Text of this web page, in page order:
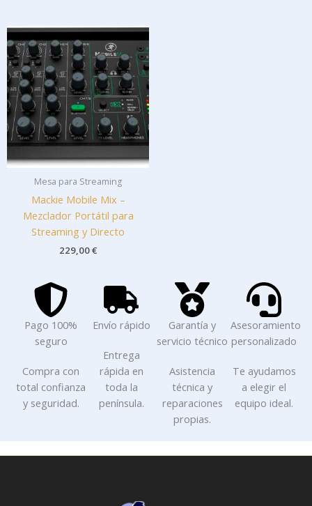
Mesa para Streaming
Mackie Mobile Mix –
Mezclador Portátil para
Streaming y Directo
229,00€
Pago 100%
seguro
Compra con
total confianza
y seguridad.
Envío rápido
Entrega
rápida en
toda la
península.
Garantía y
servicio técnico
Asistencia
técnica y
reparaciones
propias.
Asesoramiento
personalizado
Te ayudamos
a elegir el
equipo ideal.